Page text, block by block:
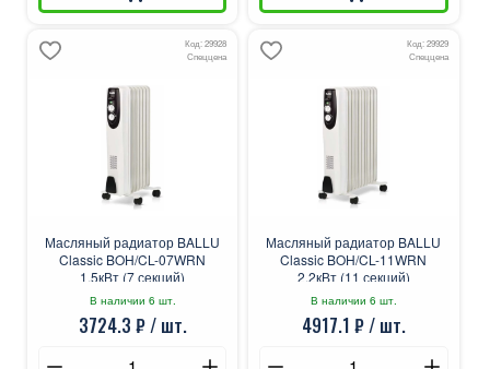
Код: 29928
Спеццена
Масляный радиатор BALLU
Classic BOH/CL-07WRN
1.5кВт (7 секций)
В наличии 6 шт.
3724.3 ₽ / шт.
Код: 29929
Спеццена
Масляный радиатор BALLU
Classic BOH/CL-11WRN
2.2кВт (11 секций)
В наличии 6 шт.
4917.1 ₽ / шт.